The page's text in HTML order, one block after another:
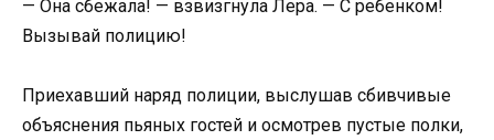
— Она сбежала! — взвизгнула Лера. — С ребенком!
Вызывай полицию!
Приехавший наряд полиции, выслушав сбивчивые
объяснения пьяных гостей и осмотрев пустые полки,